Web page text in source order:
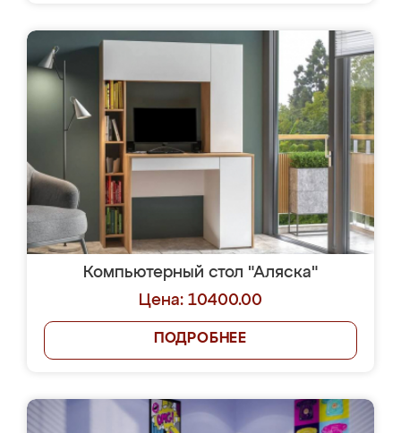
Компьютерный стол "Аляска"
Цена: 10400.00
ПОДРОБНЕЕ